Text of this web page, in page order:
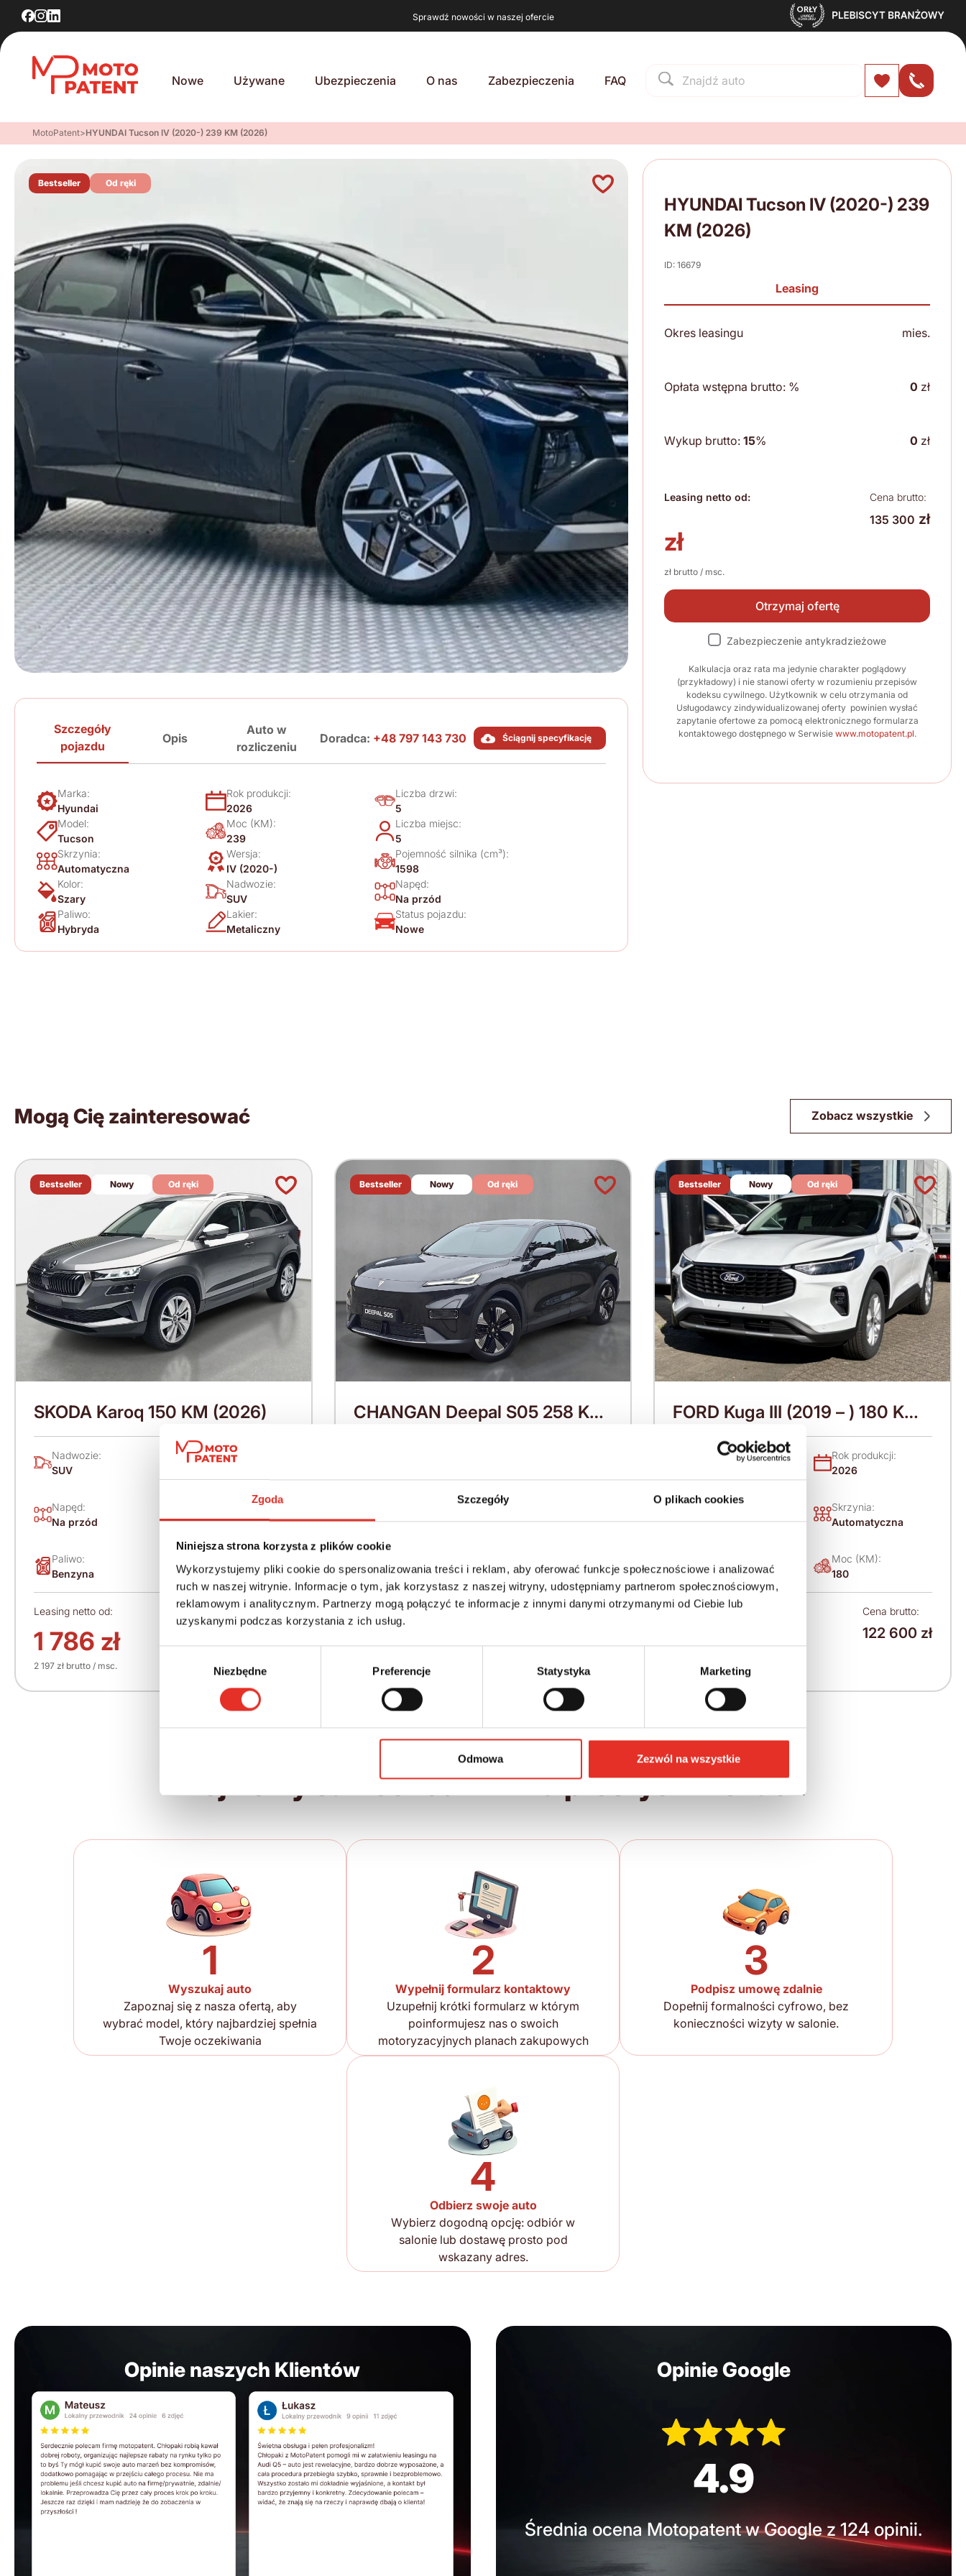
Zgoda Szczegóły O plikach cookies
Niniejsza strona korzysta z plików cookie
Wykorzystujemy pliki cookie do spersonalizowania treści i reklam, aby oferować funkcje społecznościowe i analizować
ruch w naszej witrynie. Informacje o tym, jak korzystasz z naszej witryny, udostępniamy partnerom społecznościowym,
reklamowym i analitycznym. Partnerzy mogą połączyć te informacje z innymi danymi otrzymanymi od Ciebie lub
uzyskanymi podczas korzystania z ich usług.
Niezbędne Preferencje Statystyka Marketing
Odmowa Zezwól na wszystkie
Sprawdź nowości w naszej ofercie
Nowe Używane Ubezpieczenia O nas Zabezpieczenia FAQ
MotoPatent>HYUNDAI Tucson IV (2020-) 239 KM (2026)
Bestseller Od ręki
HYUNDAI Tucson IV (2020-) 239
KM (2026)
ID: 16679
Leasing
Okres leasingu mies.
Opłata wstępna brutto: % 0 zł
Wykup brutto: 15% 0 zł
Leasing netto od:
zł
zł brutto / msc.
Cena brutto:
135 300 zł
Otrzymaj ofertę
Zabezpieczenie antykradzieżowe
Kalkulacja oraz rata ma jedynie charakter poglądowy
(przykładowy) i nie stanowi oferty w rozumieniu przepisów
kodeksu cywilnego. Użytkownik w celu otrzymania od
Usługodawcy zindywidualizowanej oferty powinien wysłać
zapytanie ofertowe za pomocą elektronicznego formularza
kontaktowego dostępnego w Serwisie www.motopatent.pl.
Szczegóły
pojazdu
Opis
Auto w
rozliczeniu
Doradca: +48 797 143 730 Ściągnij specyfikację
Marka:
Hyundai
Rok produkcji:
2026
Liczba drzwi:
5
Model:
Tucson
Moc (KM):
239
Liczba miejsc:
5
Skrzynia:
Automatyczna
Wersja:
IV (2020-)
Pojemność silnika (cm³):
1598
Kolor:
Szary
Nadwozie:
SUV
Napęd:
Na przód
Paliwo:
Hybryda
Lakier:
Metaliczny
Status pojazdu:
Nowe
Mogą Cię zainteresować Zobacz wszystkie
Bestseller Nowy Od ręki
SKODA Karoq 150 KM (2026)
Nadwozie:
SUV
Rok produkcji:
Napęd:
Na przód
Automatyczna
Paliwo:
Benzyna
150
Leasing netto od:
1 786 zł
2 197 zł brutto / msc.
Cena brutto:
140 650 zł
Bestseller Nowy Od ręki
CHANGAN Deepal S05 258 KM
Na przód
Automatyczna
Elektryczny
258
Leasing netto od:
1 903 zł
2 341 zł brutto / msc.
Cena brutto:
Bestseller Nowy Od ręki
FORD Kuga III (2019 – ) 180 KM
(2026)
Nadwozie:
Rok produkcji:
2026
Napęd:
Na przód
Skrzynia:
Automatyczna
Benzyna
Moc (KM):
180
Leasing netto od:
1 557 zł
1 915 zł brutto / msc.
Cena brutto:
122 600 zł
Twój nowy samochód w kilku prostych krokach
1
Wyszukaj auto
Zapoznaj się z nasza ofertą, aby
wybrać model, który najbardziej spełnia
Twoje oczekiwania
2
Wypełnij formularz kontaktowy
Uzupełnij krótki formularz w którym
poinformujesz nas o swoich
motoryzacyjnych planach zakupowych
3
Podpisz umowę zdalnie
Dopełnij formalności cyfrowo, bez
konieczności wizyty w salonie.
4
Odbierz swoje auto
Wybierz dogodną opcję: odbiór w
salonie lub dostawę prosto pod
wskazany adres.
Opinie naszych Klientów Opinie Google
4.9
Średnia ocena Motopatent w Google z 124 opinii.